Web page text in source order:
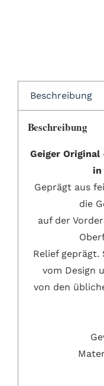
Beschreibung
Beschreibung
Geiger Original
in
Geprägt aus
die
auf der
Relief geprägt.
vom Design
von den